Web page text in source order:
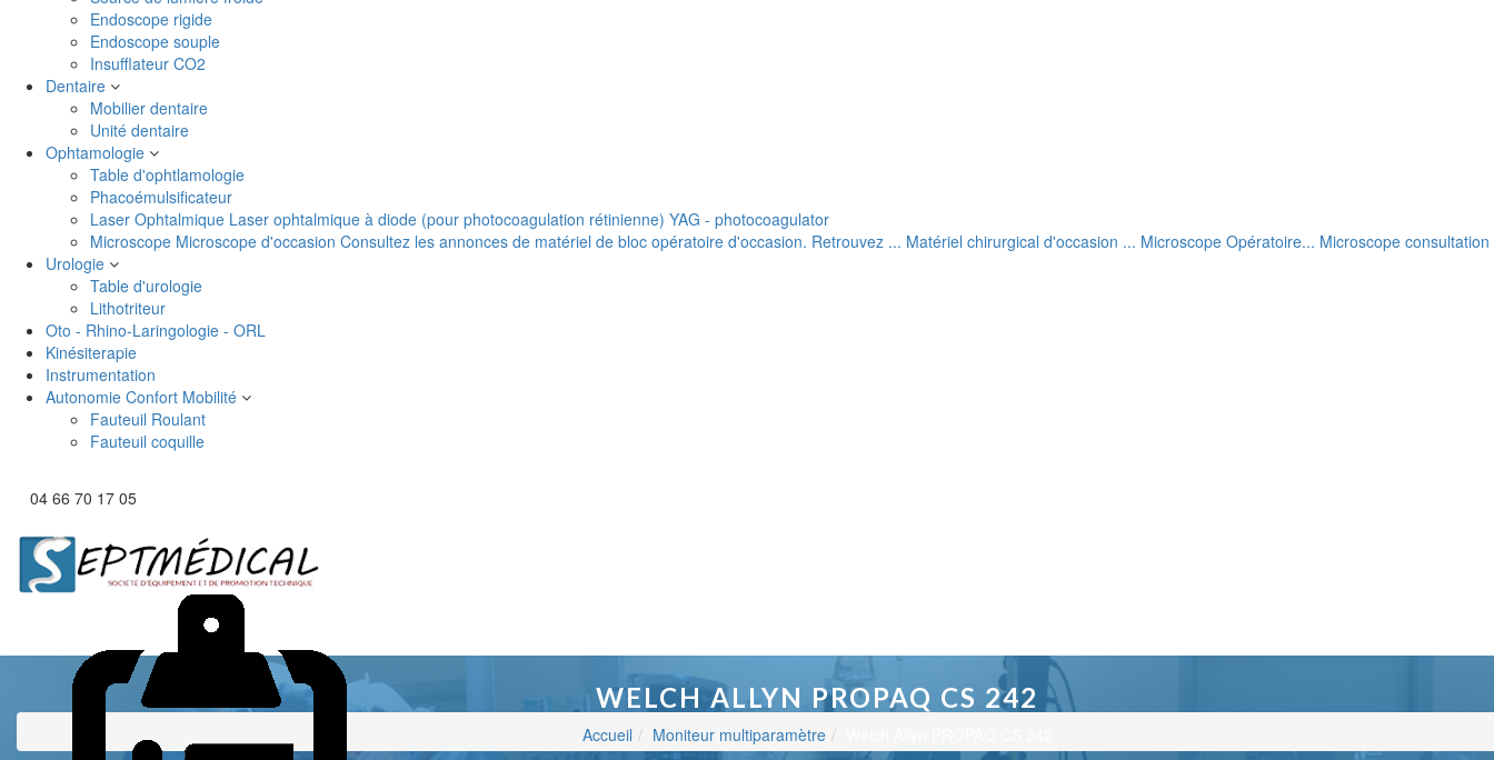
Endoscope rigide
Endoscope souple
Insufflateur CO2
Dentaire
Mobilier dentaire
Unité dentaire
Ophtamologie
Table d'ophtlamologie
Phacoémulsificateur
Laser Ophtalmique Laser ophtalmique à diode (pour photocoagulation rétinienne) YAG - photocoagulator
Microscope Microscope d'occasion Consultez les annonces de matériel de bloc opératoire d'occasion. Retrouvez ... Matériel chirurgical d'occasion ... Microscope Opératoire... Microscope consultation
Urologie
Table d'urologie
Lithotriteur
Oto - Rhino-Laringologie - ORL
Kinésiterapie
Instrumentation
Autonomie Confort Mobilité
Fauteuil Roulant
Fauteuil coquille
04 66 70 17 05
WELCH ALLYN PROPAQ CS 242
Accueil Moniteur multiparamètre